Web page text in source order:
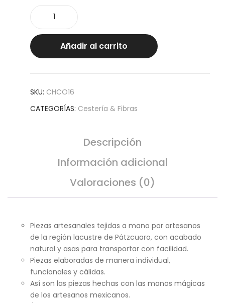
cilindro
cantidadAñadir al carrito
SKU: CHCO16
CATEGORÍAS: Cestería & Fibras
Descripción
Información adicional
Valoraciones (0)
Piezas artesanales tejidas a mano por artesanos
de la región lacustre de Pátzcuaro, con acabado
natural y asas para transportar con facilidad.
Piezas elaboradas de manera individual,
funcionales y cálidas.
Así son las piezas hechas con las manos mágicas
de los artesanos mexicanos.